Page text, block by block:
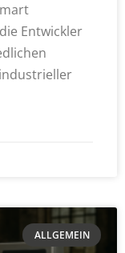
Entwickler
ALLGEMEIN